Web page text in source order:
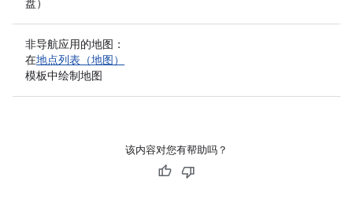
盘）
非导航应用的地图：
在地点列表（地图）
模板中绘制地图
该内容对您有帮助吗？